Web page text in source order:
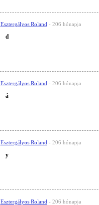
Esztergályos Roland - 206 hónapja
d
Esztergályos Roland - 206 hónapja
á
Esztergályos Roland - 206 hónapja
y
Esztergályos Roland - 206 hónapja